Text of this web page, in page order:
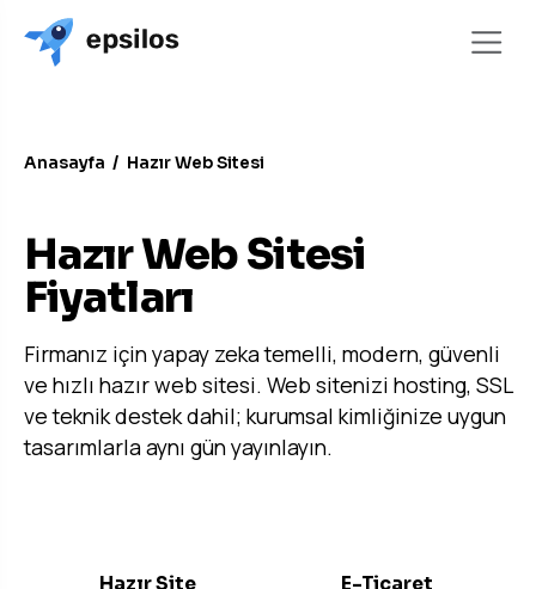
Anasayfa / Hazır Web Sitesi
Hazır Web Sitesi
Fiyatları
Firmanız için yapay zeka temelli, modern, güvenli
ve hızlı hazır web sitesi. Web sitenizi hosting, SSL
ve teknik destek dahil; kurumsal kimliğinize uygun
tasarımlarla aynı gün yayınlayın.
Hazır Site E-Ticaret